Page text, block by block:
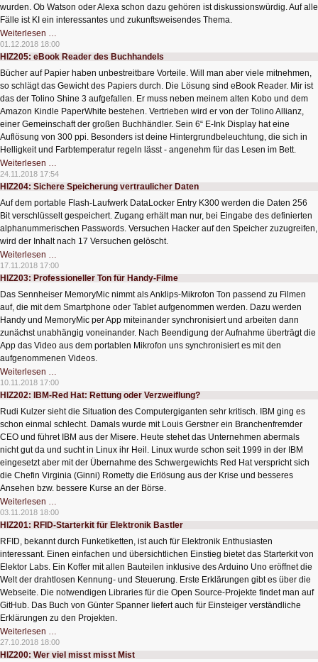
wurden. Ob Watson oder Alexa schon dazu gehören ist diskussionswürdig. Auf alle
Fälle ist KI ein interessantes und zukunftsweisendes Thema.
Weiterlesen …
KI
–
was
das?
01.12.2018 18:00
HIZ205: eBook Reader des Buchhandels
Bücher auf Papier haben unbestreitbare Vorteile. Will man aber viele mitnehmen,
so schlägt das Gewicht des Papiers durch. Die Lösung sind eBook Reader. Mir ist
das der Tolino Shine 3 aufgefallen. Er muss neben meinem alten Kobo und dem
Amazon Kindle PaperWhite bestehen. Vertrieben wird er von der Tolino Allianz,
einer Gemeinschaft der großen Buchhändler. Sein 6“ E-Ink Display hat eine
Auflösung von 300 ppi. Besonders ist deine Hintergrundbeleuchtung, die sich in
Helligkeit und Farbtemperatur regeln lässt - angenehm für das Lesen im Bett.
Weiterlesen …
eBook
Reader
des
24.11.2018 17:54
HIZ204: Sichere Speicherung vertraulicher Daten
Auf dem portable Flash-Laufwerk DataLocker Entry K300 werden die Daten 256
Bit verschlüsselt gespeichert. Zugang erhält man nur, bei Eingabe des definierten
alphanummerischen Passwords. Versuchen Hacker auf den Speicher zuzugreifen,
wird der Inhalt nach 17 Versuchen gelöscht.
Weiterlesen …
Sichere
Speicherung
vertraulicher
17.11.2018 17:00
HIZ203: Professioneller Ton für Handy-Filme
Das Sennheiser MemoryMic nimmt als Anklips-Mikrofon Ton passend zu Filmen
auf, die mit dem Smartphone oder Tablet aufgenommen werden. Dazu werden
Handy und MemoryMic per App miteinander synchronisiert und arbeiten dann
zunächst unabhängig voneinander. Nach Beendigung der Aufnahme überträgt die
App das Video aus dem portablen Mikrofon uns synchronisiert es mit den
aufgenommenen Videos.
Weiterlesen …
Professioneller
Ton
für
Filme
10.11.2018 17:00
HIZ202: IBM-Red Hat: Rettung oder Verzweiflung?
Rudi Kulzer sieht die Situation des Computergiganten sehr kritisch. IBM ging es
schon einmal schlecht. Damals wurde mit Louis Gerstner ein Branchenfremder
CEO und führet IBM aus der Misere. Heute stehet das Unternehmen abermals
nicht gut da und sucht in Linux ihr Heil. Linux wurde schon seit 1999 in der IBM
eingesetzt aber mit der Übernahme des Schwergewichts Red Hat verspricht sich
die Chefin Virginia (Ginni) Rometty die Erlösung aus der Krise und besseres
Ansehen bzw. bessere Kurse an der Börse.
Weiterlesen …
IBM-
Red
Hat:
oder
Verzweiflung?
03.11.2018 18:00
HIZ201: RFID-Starterkit für Elektronik Bastler
RFID, bekannt durch Funketiketten, ist auch für Elektronik Enthusiasten
interessant. Einen einfachen und übersichtlichen Einstieg bietet das Starterkit von
Elektor Labs. Ein Koffer mit allen Bauteilen inklusive des Arduino Uno eröffnet die
Welt der drahtlosen Kennung- und Steuerung. Erste Erklärungen gibt es über die
Webseite. Die notwendigen Libraries für die Open Source-Projekte findet man auf
GitHub. Das Buch von Günter Spanner liefert auch für Einsteiger verständliche
Erklärungen zu den Projekten.
Weiterlesen …
RFID-
Starterkit
für
27.10.2018 18:00
HIZ200: Wer viel misst misst Mist